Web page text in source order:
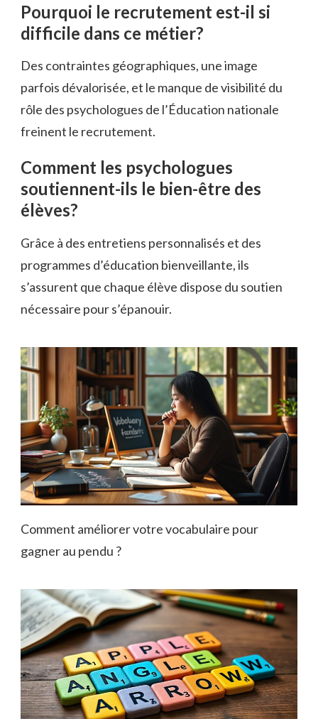
Pourquoi le recrutement est-il si
difficile dans ce métier?
Des contraintes géographiques, une image
parfois dévalorisée, et le manque de visibilité du
rôle des psychologues de l’Éducation nationale
freinent le recrutement.
Comment les psychologues
soutiennent-ils le bien-être des
élèves?
Grâce à des entretiens personnalisés et des
programmes d’éducation bienveillante, ils
s’assurent que chaque élève dispose du soutien
nécessaire pour s’épanouir.
Comment améliorer votre vocabulaire pour
gagner au pendu ?